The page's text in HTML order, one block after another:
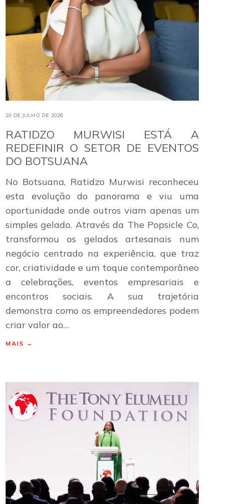
20 DE JULHO DE 2026
RATIDZO MURWISI ESTÁ A
REDEFINIR O SETOR DE EVENTOS
DO BOTSUANA
No Botsuana, Ratidzo Murwisi reconheceu
esta evolução do panorama e viu uma
oportunidade onde outros viam apenas um
simples gelado. Através da The Popsicle Co,
transformou os gelados artesanais num
negócio centrado na experiência, que traz
cor, criatividade e um toque contemporâneo
a celebrações, eventos empresariais e
encontros sociais. A sua trajetória
demonstra como os empreendedores podem
criar valor ao…
MAIS →